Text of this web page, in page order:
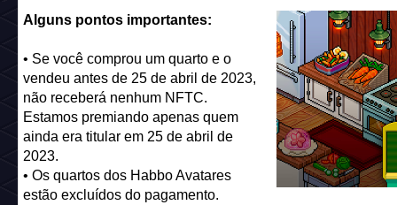
Alguns pontos importantes:
• Se você comprou um quarto e o
vendeu antes de 25 de abril de 2023,
não receberá nenhum NFTC.
Estamos premiando apenas quem
ainda era titular em 25 de abril de
2023.
• Os quartos dos Habbo Avatares
estão excluídos do pagamento.